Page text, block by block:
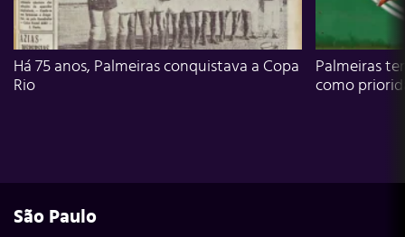
Há 75 anos, Palmeiras conquistava a Copa
Rio
Palmeiras
como
São Paulo